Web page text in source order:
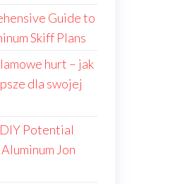
Guide to
Skiff Plans
hurt – jak
dla swojej
Potential
Jon